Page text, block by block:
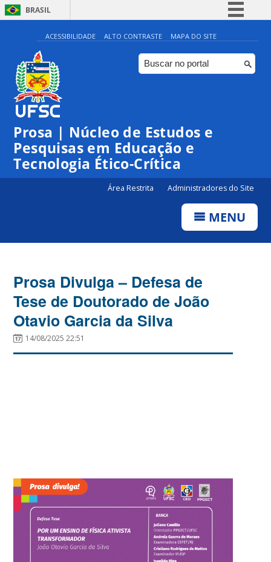
BRASIL
Simplifique!
Comunica BR
Participe
Canais
ACESSIBILIDADE ALTO CONTRASTE MAPA DO SITE
Prosa | Núcleo de Estudos e
Pesquisas em Educação e
Tecnologia Ético-Crítica
Área Restrita Administradores do Site
MENU
Prosa Divulga – Defesa de
Tese de Doutorado de João
Otavio Garcia da Silva
14/08/2025 22:51